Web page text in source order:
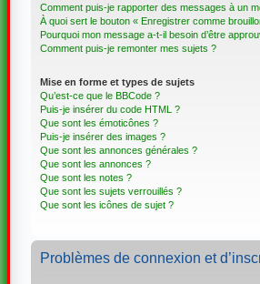
Comment puis-je rapporter des messages à un
À quoi sert le bouton « Enregistrer comme
Pourquoi mon message a-t-il besoin d’être
Comment puis-je remonter mes sujets ?
Mise en forme et types de sujets
Qu’est-ce que le BBCode ?
Puis-je insérer du code HTML ?
Que sont les émoticônes ?
Puis-je insérer des images ?
Que sont les annonces générales ?
Que sont les annonces ?
Que sont les notes ?
Que sont les sujets verrouillés ?
Que sont les icônes de sujet ?
Problèmes de connexion et